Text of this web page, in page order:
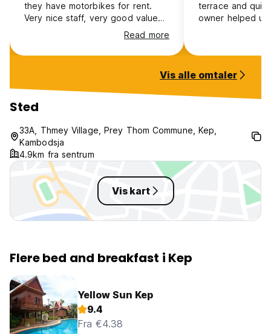
they have motorbikes for rent.
Very nice staff, very good value
Read more
terrace and
owner helped
the morning. the guesthouse is a
but the free
downside is
guesthouses to
Vis alle omtaler
Sted
33A, Thmey Village, Prey Thom Commune, Kep,
Kambodsja
4.9km fra sentrum
Vis kart
Flere bed and breakfast i Kep
Yellow Sun Kep
9.4
Fra €4.38